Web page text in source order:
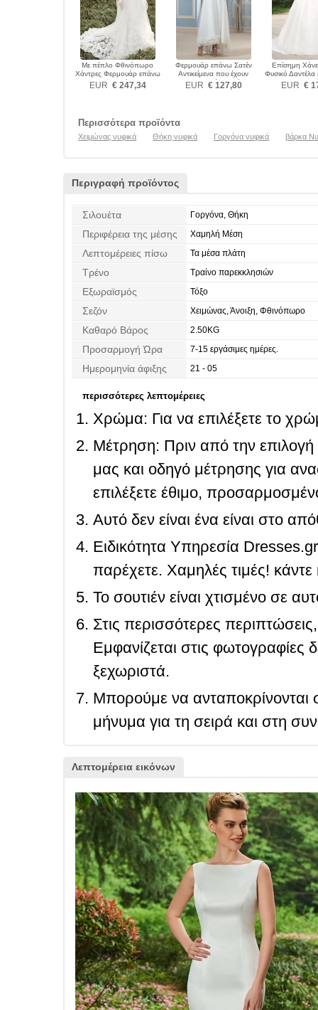
Με πέπλο Φθινόπωρο
Χάντρες Φερμουάρ επάνω
Νυφικά
EUR € 247,34
Φερμουάρ επάνω Σατέν
Αντικείμενα που έχουν
συλλεχθεί Νυφικά
EUR € 127,80
Επίσημη
Φυσικό Δαντέλα
EUR €
Περισσότερα προϊόντα
Χειμώνας νυφικά Θήκη νυφικά Γοργόνα νυφικά βάρκα
Περιγραφή προϊόντος
Σιλουέτα Γοργόνα, Θήκη
Περιφέρεια της μέσης Χαμηλή Μέση
Λεπτομέρειες πίσω Τα μέσα πλάτη
Τρένο Τραίνο παρεκκλησιών
Εξωραϊσμός Τόξο
Σεζόν Χειμώνας, Άνοιξη, Φθινόπωρο
Καθαρό Βάρος 2.50KG
Προσαρμογή Ώρα 7-15 εργάσιμες ημέρες.
Ημερομηνία άφιξης 21 - 05
περισσότερες λεπτομέρειες
Χρώμα: Για να επιλέξετε το
Μέτρηση: Πριν από την
μας και οδηγό μέτρησης για
επιλέξετε έθιμο,
Αυτό δεν είναι ένα είναι στο
Ειδικότητα Υπηρεσία
παρέχετε. Χαμηλές τιμές! κάντε
Το σουτιέν είναι χτισμένο σε
Στις περισσότερες
Εμφανίζεται στις φωτογραφίες
ξεχωριστά.
Μπορούμε να ανταποκρίνονται
μήνυμα για τη σειρά και στη
Λεπτομέρεια εικόνων